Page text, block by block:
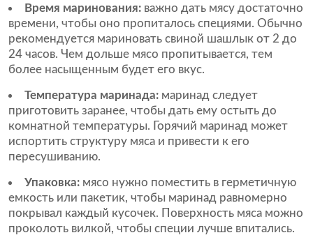
Время маринования: важно дать мясу достаточно
времени, чтобы оно пропиталось специями. Обычно
рекомендуется мариновать свиной шашлык от 2 до
24 часов. Чем дольше мясо пропитывается, тем
более насыщенным будет его вкус.
Температура маринада: маринад следует
приготовить заранее, чтобы дать ему остыть до
комнатной температуры. Горячий маринад может
испортить структуру мяса и привести к его
пересушиванию.
Упаковка: мясо нужно поместить в герметичную
емкость или пакетик, чтобы маринад равномерно
покрывал каждый кусочек. Поверхность мяса можно
проколоть вилкой, чтобы специи лучше впитались.